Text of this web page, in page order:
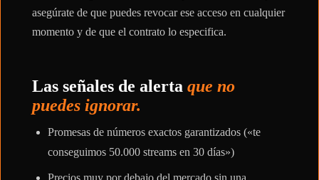
asegúrate de que puedes revocar ese acceso en cualquier
momento y de que el contrato lo especifica.
Las señales de alerta que no
puedes ignorar.
Promesas de números exactos garantizados («te
conseguimos 50.000 streams en 30 días»)
Precios muy por debajo del mercado sin una